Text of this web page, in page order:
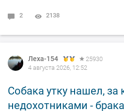
2 2138
Леха-154
25930
4 августа 2026, 12:52
Собака утку нашел, за
недохотниками -